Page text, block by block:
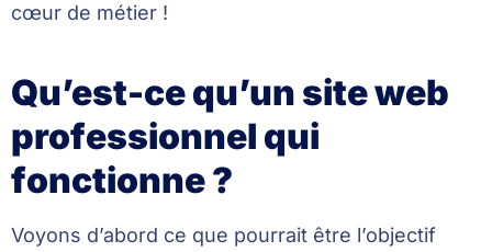
cœur de métier !
Qu’est-ce qu’un site web
professionnel qui
fonctionne ?
Voyons d’abord ce que pourrait être l’objectif